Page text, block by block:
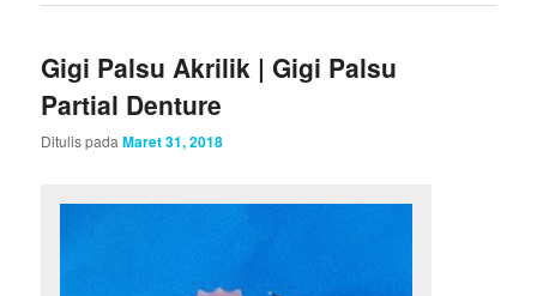
Gigi Palsu Akrilik | Gigi Palsu
Partial Denture
Ditulis padaMaret 31, 2018